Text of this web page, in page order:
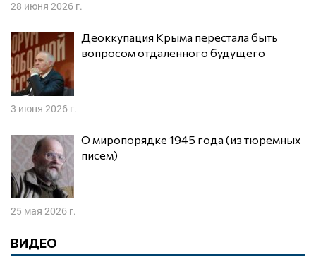
28 июня 2026 г.
Деоккупация Крыма перестала быть
вопросом отдаленного будущего
3 июня 2026 г.
О миропорядке 1945 года (из тюремных
писем)
25 мая 2026 г.
ВИДЕО